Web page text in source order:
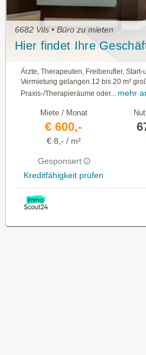
6682 Vils • Büro zu mieten
Hier findet Ihre
Ärzte, Therapeuten, Freiberufler, Start-
Vermietung gelangen 12 bis 20 m²
Praxis-/Therapieräume oder... mehr
Miete / Monat
€ 600,-
€ 8,- / m²
Gesponsert
Kreditfähigkeit prüfen